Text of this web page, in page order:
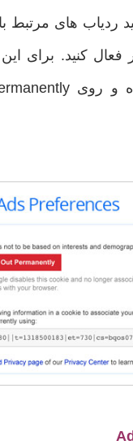
ردیاب های مرتبط با
کنید. برای این